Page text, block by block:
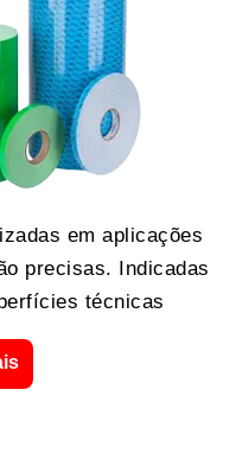
em aplicações
precisas. Indicadas
técnicas